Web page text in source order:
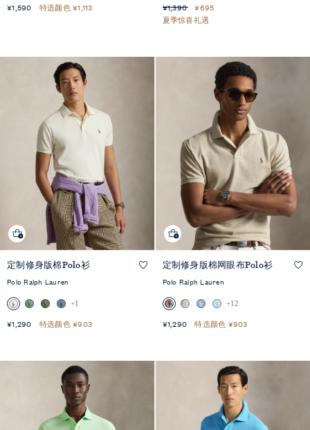
¥1,590 特选颜色 ¥1,113 ¥1,390 ¥695
夏季惊喜礼遇
定制修身版棉Polo衫
Polo Ralph Lauren
+1
¥1,290 特选颜色 ¥903
+11
定制修身版棉网眼布Polo衫
Polo Ralph Lauren
+12
¥1,290 特选颜色 ¥903